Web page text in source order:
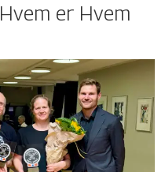
Hvem er Hvem